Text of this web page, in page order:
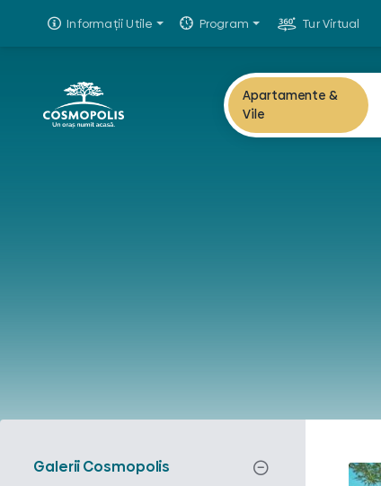
Informații Utile Program Tur Virtual
Apartamente &
Vile
Galerii Cosmopolis